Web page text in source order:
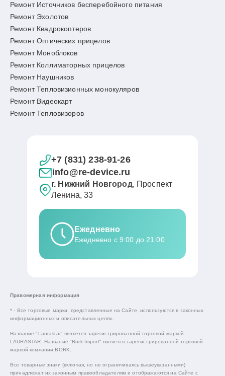
Ремонт Источников бесперебойного питания
Ремонт Эхолотов
Ремонт Квадрокоптеров
Ремонт Оптических прицелов
Ремонт Моноблоков
Ремонт Коллиматорных прицелов
Ремонт Наушников
Ремонт Тепловизионных монокуляров
Ремонт Видеокарт
Ремонт Тепловизоров
+7 (831) 238-91-26
info@re-device.ru
г. Нижний Новгород, Проспект
Ленина, 33
Ежедневно
Ежедневно с 9:00 до 21:00
Правомерная информация
* - Все торговые марки, представленные на Сайте, используются в законных
информационных и описательных целях.
Название "Laurastar" является зарегистрированной торговой маркой
LAURASTAR. Название "Bork-Import" является зарегистрированной торговой
маркой компании BORK.
Все товарные знаки (включая, но не ограничиваясь вышеуказанными)
принадлежат их законным правообладателям и отображаются на Сайте с